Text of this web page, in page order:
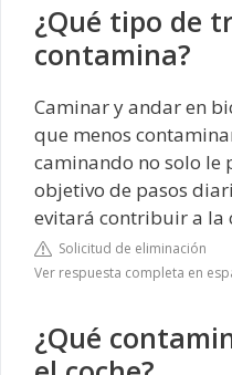
¿Qué tipo de
contamina?
Caminar y andar en
que menos
caminando no solo le
objetivo de pasos
evitará contribuir a la
Solicitud de eliminación
Ver respuesta completa en
¿Qué